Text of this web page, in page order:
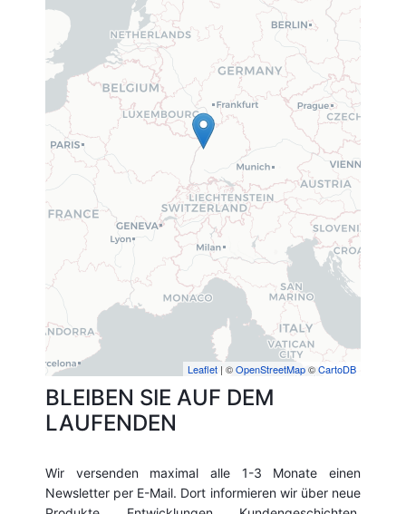
Leaflet | ©OpenStreetMap©CartoDB
BLEIBEN SIE AUF DEM
LAUFENDEN
Wir versenden maximal alle 1-3 Monate einen
Newsletter per E-Mail. Dort informieren wir über neue